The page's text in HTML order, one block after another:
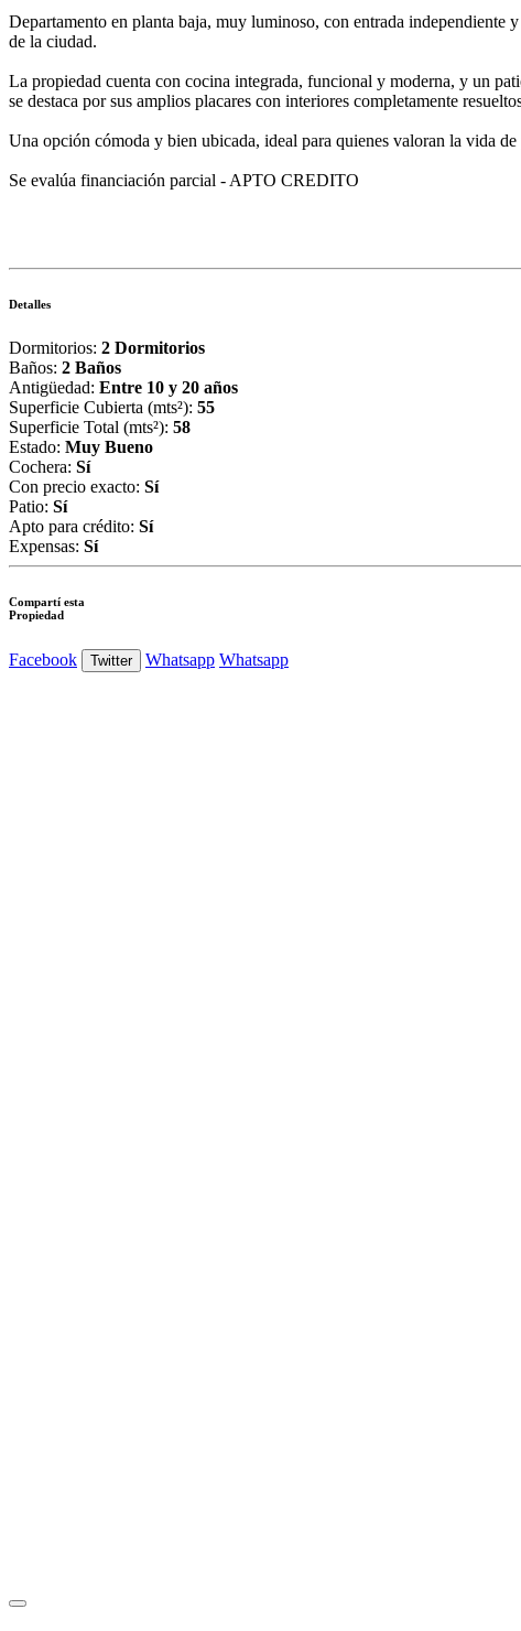
Departamento en planta baja, muy luminoso, con entrada independiente
de la ciudad.
La propiedad cuenta con cocina integrada, funcional y moderna, y un
se destaca por sus amplios placares con interiores completamente
Una opción cómoda y bien ubicada, ideal para quienes valoran la vida
Se evalúa financiación parcial - APTO CREDITO
Detalles
Dormitorios: 2 Dormitorios
Baños: 2 Baños
Antigüedad: Entre 10 y 20 años
Superficie Cubierta (mts²): 55
Superficie Total (mts²): 58
Estado: Muy Bueno
Cochera: Sí
Con precio exacto: Sí
Patio: Sí
Apto para crédito: Sí
Expensas: Sí
Compartí esta
Propiedad
Facebook Twitter Whatsapp Whatsapp